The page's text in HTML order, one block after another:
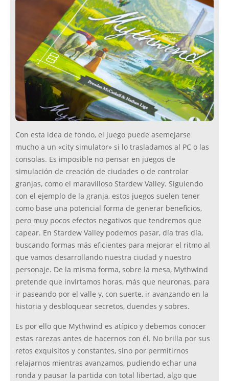
Con esta idea de fondo, el juego puede asemejarse
mucho a un «city simulator» si lo trasladamos al PC o las
consolas. Es imposible no pensar en juegos de
simulación de creación de ciudades o de controlar
granjas, como el maravilloso Stardew Valley. Siguiendo
con el ejemplo de la granja, estos juegos suelen tener
como base una potencial forma de generar beneficios,
pero muy pocos efectos negativos que tendremos que
capear. En Stardew Valley podemos pasar, día tras día,
buscando formas más eficientes para mejorar el ritmo al
que vamos desarrollando nuestra ciudad y nuestro
personaje. De la misma forma, sobre la mesa, Mythwind
pretende que invirtamos horas, más que neuronas, para
ir paseando por el valle y, con suerte, ir avanzando en la
historia y desbloquear secretos, duendes y sobres.
Es por ello que Mythwind es atípico y debemos conocer
estas rarezas antes de hacernos con él. No brilla por sus
retos exquisitos y constantes, sino por permitirnos
relajarnos mientras avanzamos, pudiendo echar una
ronda y pausar la partida con total libertad, algo que